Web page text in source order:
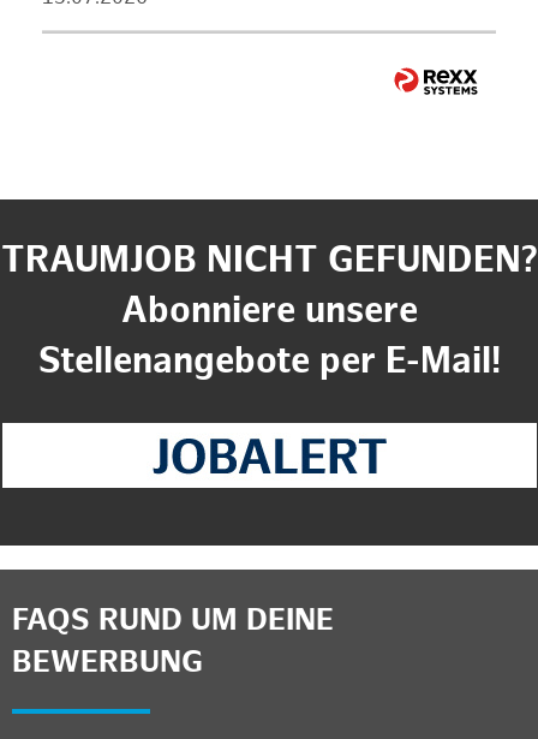
TRAUMJOB NICHT GEFUNDEN?
Abonniere unsere
Stellenangebote per E-Mail!
FAQS RUND UM DEINE
BEWERBUNG